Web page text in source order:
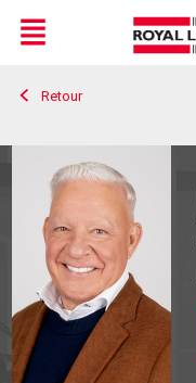
Live
En Direct
Menu
Retour